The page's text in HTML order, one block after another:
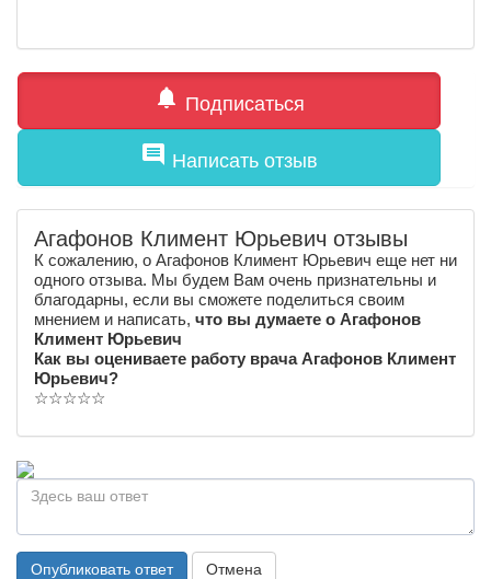
notifications Подписаться
comment Написать отзыв
Агафонов Климент Юрьевич отзывы
К сожалению, о Агафонов Климент Юрьевич еще нет ни
одного отзыва. Мы будем Вам очень признательны и
благодарны, если вы сможете поделиться своим
мнением и написать, что вы думаете о Агафонов
Климент Юрьевич
Как вы оцениваете работу врача Агафонов Климент
Юрьевич?
☆☆☆☆☆
Опубликовать ответ Отмена